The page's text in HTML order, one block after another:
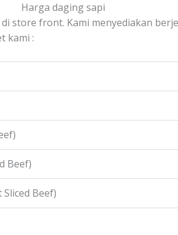
Harga daging sapi
store front. Kami menyediakan
kami :
Beef)
Beef)